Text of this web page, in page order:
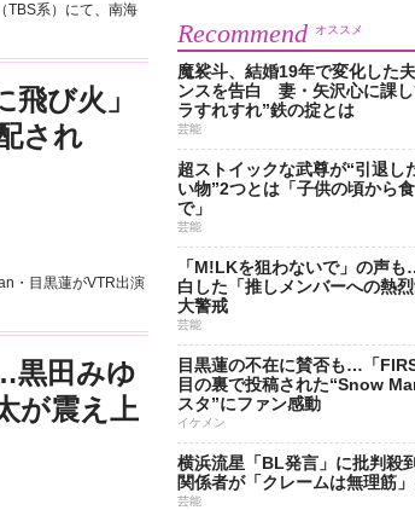
TBS系）にて、南海
び火」
され
・目黒蓮がVTR出演
黒田みゆ
が震え上
Recommend オススメ
魔裟斗、結婚19年で変化した
ンスを告白 妻・矢沢心に課
ラすれすれ”鉄の掟とは
芸能
超ストイックな武尊が“引退し
い物”2つとは「子供の頃から
で」
芸能
「M!LKを狙わないで」の声
白した「推しメンバーへの熱
大警戒
芸能
目黒蓮の不在に賛否も…「
目の裏で投稿された“Snow
スタ”にファン感動
イケメン
横浜流星「BL発言」に批判殺
関係者が「クレームは無理筋
芸能